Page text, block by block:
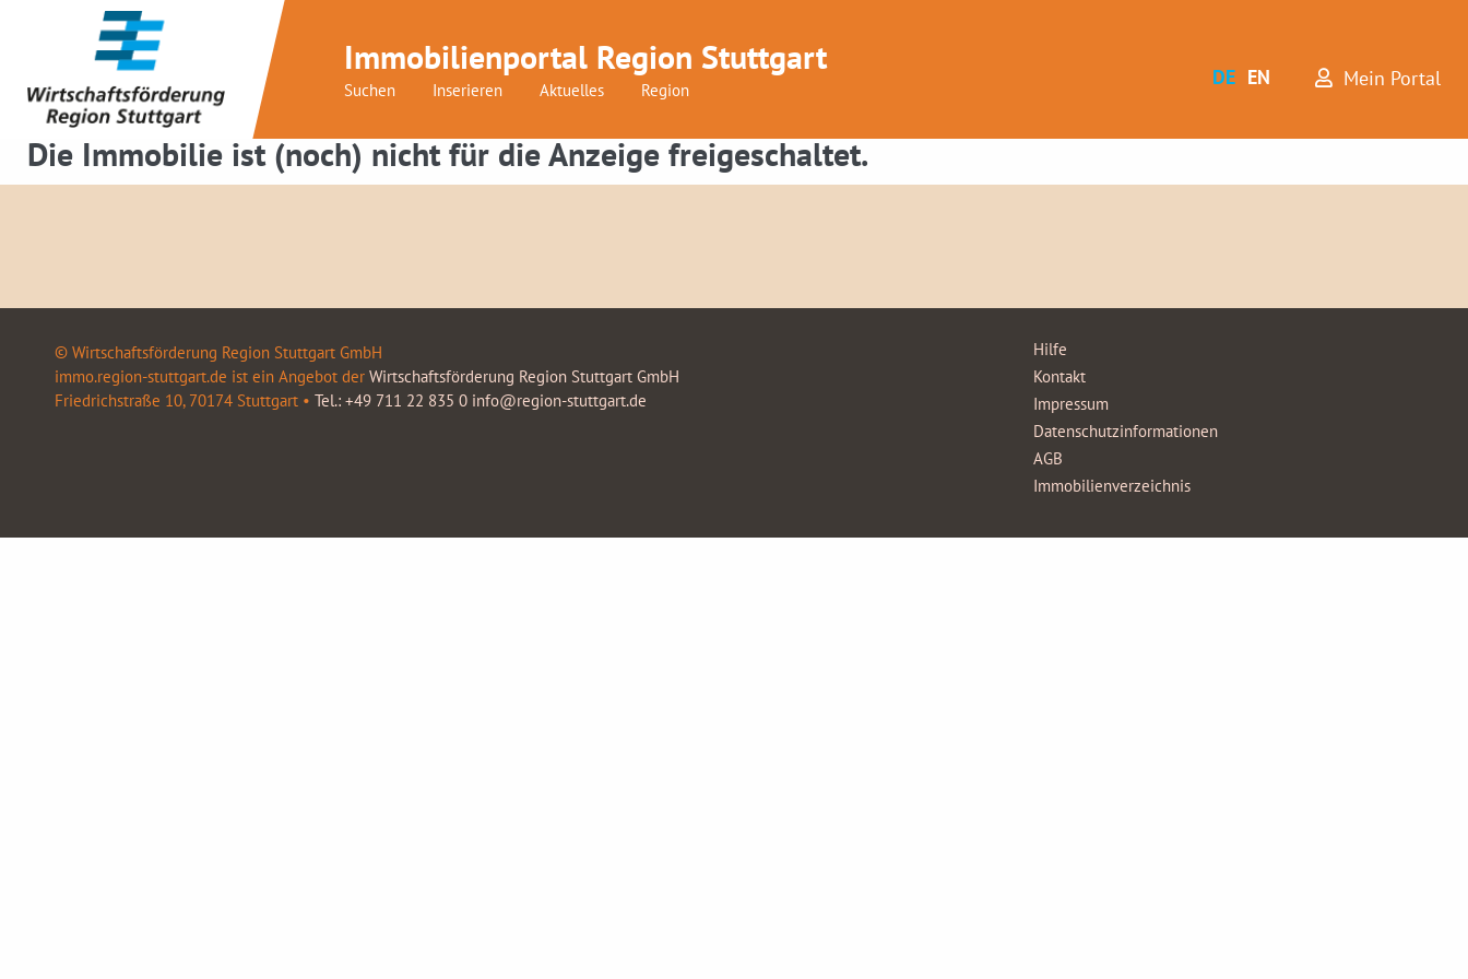
Immobilienportal Region Stuttgart
Suchen Inserieren Aktuelles Region
DE EN Mein Portal
Die Immobilie ist (noch) nicht für die Anzeige freigeschaltet.
© Wirtschaftsförderung Region Stuttgart GmbH
immo.region-stuttgart.de ist ein Angebot der Wirtschaftsförderung Region Stuttgart GmbH
Friedrichstraße 10, 70174 Stuttgart • Tel.: +49 711 22 835 0 info@region-stuttgart.de
Hilfe
Kontakt
Impressum
Datenschutzinformationen
AGB
Immobilienverzeichnis